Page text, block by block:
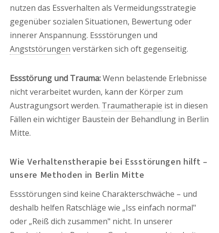
nutzen das Essverhalten als Vermeidungsstrategie
gegenüber sozialen Situationen, Bewertung oder
innerer Anspannung. Essstörungen und
Angststörungen verstärken sich oft gegenseitig.
Essstörung und Trauma:Wenn belastende Erlebnisse
nicht verarbeitet wurden, kann der Körper zum
Austragungsort werden. Traumatherapie ist in diesen
Fällen ein wichtiger Baustein der Behandlung in Berlin
Mitte.
Wie Verhaltenstherapie bei Essstörungen hilft –
unsere Methoden in Berlin Mitte
Essstörungen sind keine Charakterschwäche – und
deshalb helfen Ratschläge wie „Iss einfach normal"
oder „Reiß dich zusammen" nicht. In unserer